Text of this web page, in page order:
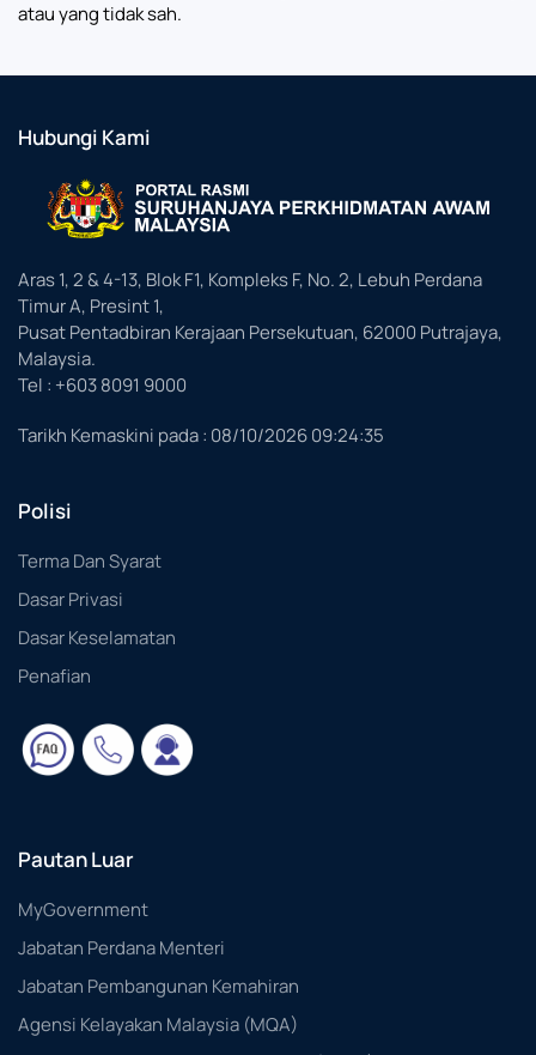
atau yang tidak sah.
Hubungi Kami
Aras 1, 2 & 4-13, Blok F1, Kompleks F, No. 2, Lebuh Perdana
Timur A, Presint 1,
Pusat Pentadbiran Kerajaan Persekutuan, 62000 Putrajaya,
Malaysia.
Tel : +603 8091 9000
Tarikh Kemaskini pada : 08/10/2026 09:24:35
Polisi
Terma Dan Syarat
Dasar Privasi
Dasar Keselamatan
Penafian
Pautan Luar
MyGovernment
Jabatan Perdana Menteri
Jabatan Pembangunan Kemahiran
Agensi Kelayakan Malaysia (MQA)